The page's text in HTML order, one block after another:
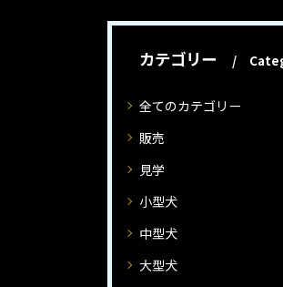
カテゴリー
全てのカテゴリー
販売
見学
小型犬
中型犬
大型犬